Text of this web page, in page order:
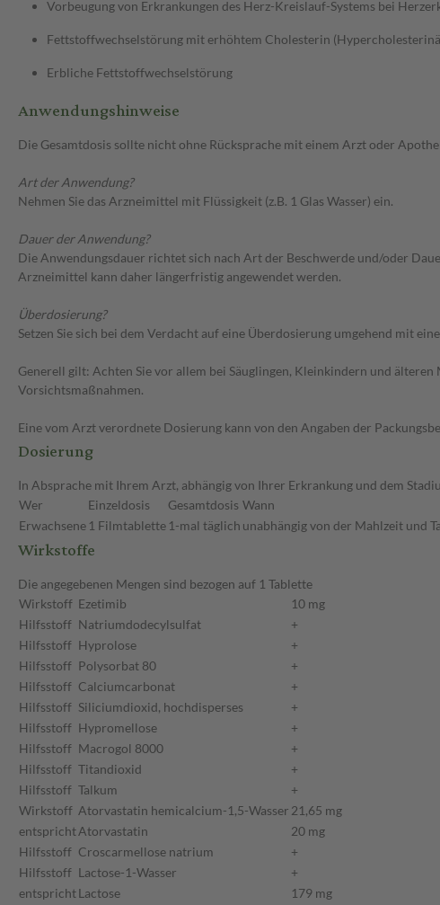
Vorbeugung von Erkrankungen des Herz-Kreislauf-Systems bei
Fettstoffwechselstörung mit erhöhtem Cholesterin
Erbliche Fettstoffwechselstörung
Anwendungshinweise
Die Gesamtdosis sollte nicht ohne Rücksprache mit einem Arzt oder
Art der Anwendung?
Nehmen Sie das Arzneimittel mit Flüssigkeit (z.B. 1 Glas Wasser) ein.
Dauer der Anwendung?
Die Anwendungsdauer richtet sich nach Art der Beschwerde und/oder
Arzneimittel kann daher längerfristig angewendet werden.
Überdosierung?
Setzen Sie sich bei dem Verdacht auf eine Überdosierung umgehend mit
Generell gilt: Achten Sie vor allem bei Säuglingen, Kleinkindern und
Vorsichtsmaßnahmen.
Eine vom Arzt verordnete Dosierung kann von den Angaben der
Dosierung
In Absprache mit Ihrem Arzt, abhängig von Ihrer Erkrankung und dem
Wer
Einzeldosis Gesamtdosis Wann
Erwachsene 1 Filmtablette 1-mal täglich unabhängig von der Mahlzeit und
Wirkstoffe
Die angegebenen Mengen sind bezogen auf 1 Tablette
Wirkstoff Ezetimib
10 mg
Hilfsstoff Natriumdodecylsulfat
+
Hilfsstoff Hyprolose
+
Hilfsstoff Polysorbat 80
+
Hilfsstoff Calciumcarbonat
+
Hilfsstoff Siliciumdioxid, hochdisperses
+
Hilfsstoff Hypromellose
+
Hilfsstoff Macrogol 8000
+
Hilfsstoff Titandioxid
+
Hilfsstoff Talkum
+
Wirkstoff Atorvastatin hemicalcium-1,5-Wasser 21,65 mg
entsprichtAtorvastatin
20 mg
Hilfsstoff Croscarmellose natrium
+
Hilfsstoff Lactose-1-Wasser
+
entsprichtLactose
179 mg